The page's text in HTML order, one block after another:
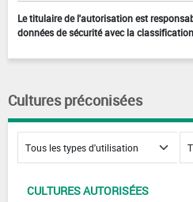
Le titulaire de l'autorisation est
données de sécurité avec la
Cultures préconisées
CULTURES AUTORISÉES